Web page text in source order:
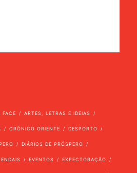
FACE ARTES, LETRAS E IDEIAS
CRÓNICO ORIENTE DESPORTO
DIÁRIOS DE PRÓSPERO
EVENTOS EXPECTORAÇÃO